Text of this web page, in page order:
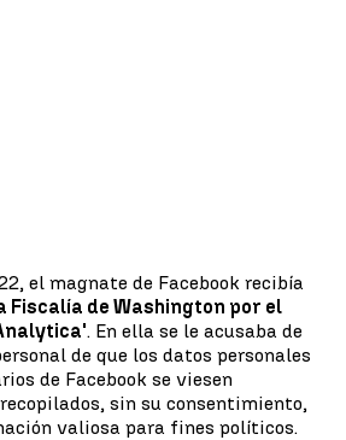
el magnate de Facebook recibía
Fiscalía de Washington por el
. En ella se le acusaba de
de que los datos personales
de Facebook se viesen
sin su consentimiento,
valiosa para fines políticos.